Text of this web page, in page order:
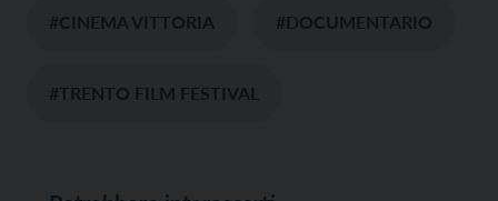
#CINEMA VITTORIA #DOCUMENTARIO
#TRENTO FILM FESTIVAL